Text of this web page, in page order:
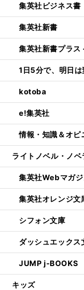
集英社ビジネス書
集英社新書
集英社新書プラス
1日5分で、明日
kotoba
e!集英社
情報・知識＆オ
ライトノベル・ノベ
集英社Webマガジ
集英社オレンジ文
シフォン文庫
ダッシュエックス
JUMP j-BOOKS
キッズ